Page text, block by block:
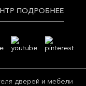
дверей и мебели